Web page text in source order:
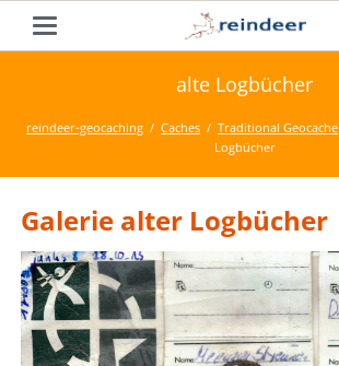
alte Logbücher
reindeer-geocaching Caches Traditional Geocache
Logbücher
Galerie alter Logbücher